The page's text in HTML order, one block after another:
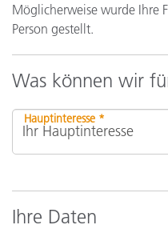
Möglicherweise wurde Ihre
Person gestellt.
Was können wir
Hauptinteresse *
Ihre Daten